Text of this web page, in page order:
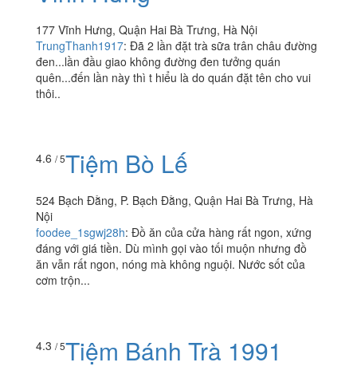
3.0/ 5
177 Vĩnh Hưng, Quận Hai Bà Trưng, Hà Nội
đen...lần đầu giao không đường đen tưởng quán
quên...đến lần này thì t hiểu là do quán đặt tên cho vui
thôi..
524 Bạch Đằng, P. Bạch Đằng, Quận Hai Bà Trưng, Hà
Nội